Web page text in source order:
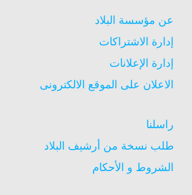
عن مؤسسة البلاد
إدارة الاشتراكات
إدارة الإعلانات
الاعلان على الموقع الالكترونى
راسلنا
طلب نسخة من أرشيف البلاد
الشروط و الأحكام